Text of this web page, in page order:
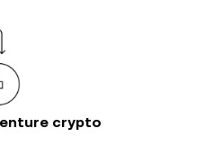
crypto